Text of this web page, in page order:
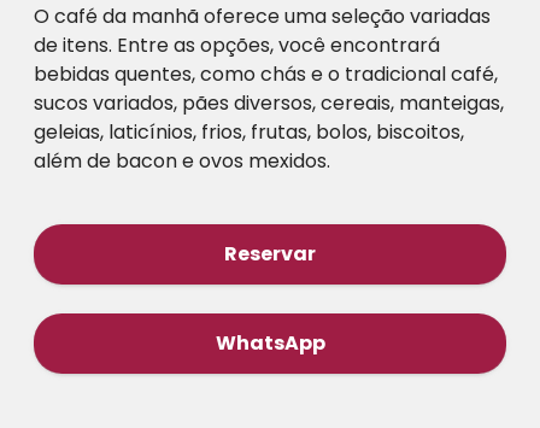
O café da manhã oferece uma seleção variadas
de itens. Entre as opções, você encontrará
bebidas quentes, como chás e o tradicional café,
sucos variados, pães diversos, cereais, manteigas,
geleias, laticínios, frios, frutas, bolos, biscoitos,
além de bacon e ovos mexidos.
Reservar
WhatsApp